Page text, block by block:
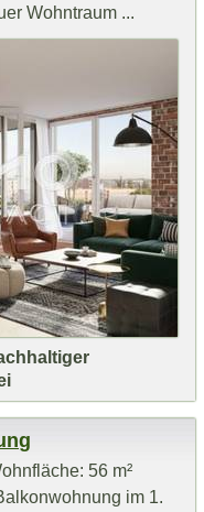
Wohntraum ...
56 m²
im 1.